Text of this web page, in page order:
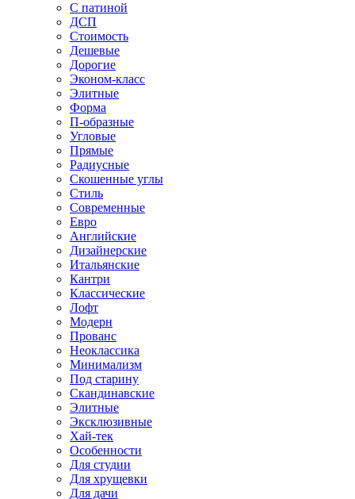
С патиной
ДСП
Стоимость
Дешевые
Дорогие
Эконом-класс
Элитные
Форма
П-образные
Угловые
Прямые
Радиусные
Скошенные углы
Стиль
Современные
Евро
Английские
Дизайнерские
Итальянские
Кантри
Классические
Лофт
Модерн
Прованс
Неоклассика
Минимализм
Под старину
Скандинавские
Элитные
Эксклюзивные
Хай-тек
Особенности
Для студии
Для хрущевки
Для дачи